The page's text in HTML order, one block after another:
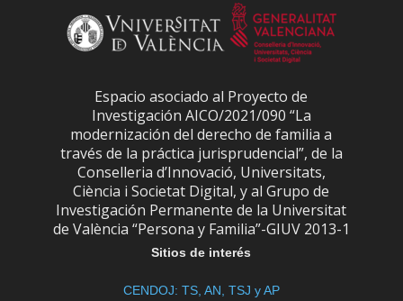
Espacio asociado al Proyecto de
Investigación AICO/2021/090 “La
modernización del derecho de familia a
través de la práctica jurisprudencial”, de la
Conselleria d’Innovació, Universitats,
Ciència i Societat Digital, y al Grupo de
Investigación Permanente de la Universitat
de València “Persona y Familia”-GIUV 2013-1
Sitios de interés
CENDOJ: TS, AN, TSJ y AP